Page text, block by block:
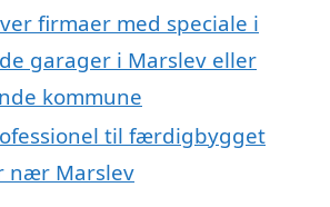
firmaer med speciale i
garager i Marslev eller
kommune
til færdigbygget
nær Marslev